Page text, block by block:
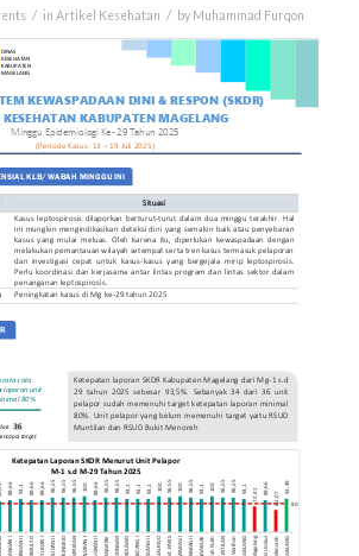
/ in Artikel Kesehatan / by Muhammad Furqon